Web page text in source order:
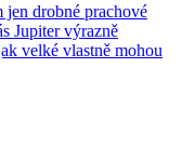
jen drobné prachové
Jupiter výrazně
velké vlastně mohou